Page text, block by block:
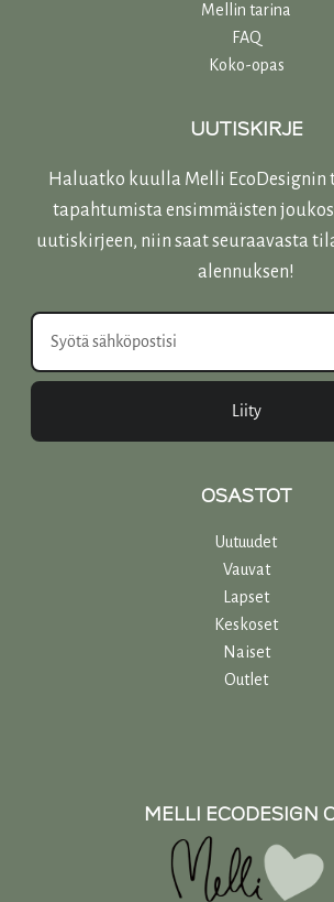
Mellin tarina
FAQ
Koko-opas
UUTISKIRJE
Haluatko kuulla Melli EcoDesignin
tapahtumista ensimmäisten
uutiskirjeen, niin saat seuraavasta
alennuksen!
Liity
OSASTOT
Uutuudet
Vauvat
Lapset
Keskoset
Naiset
Outlet
MELLI ECODESIGN